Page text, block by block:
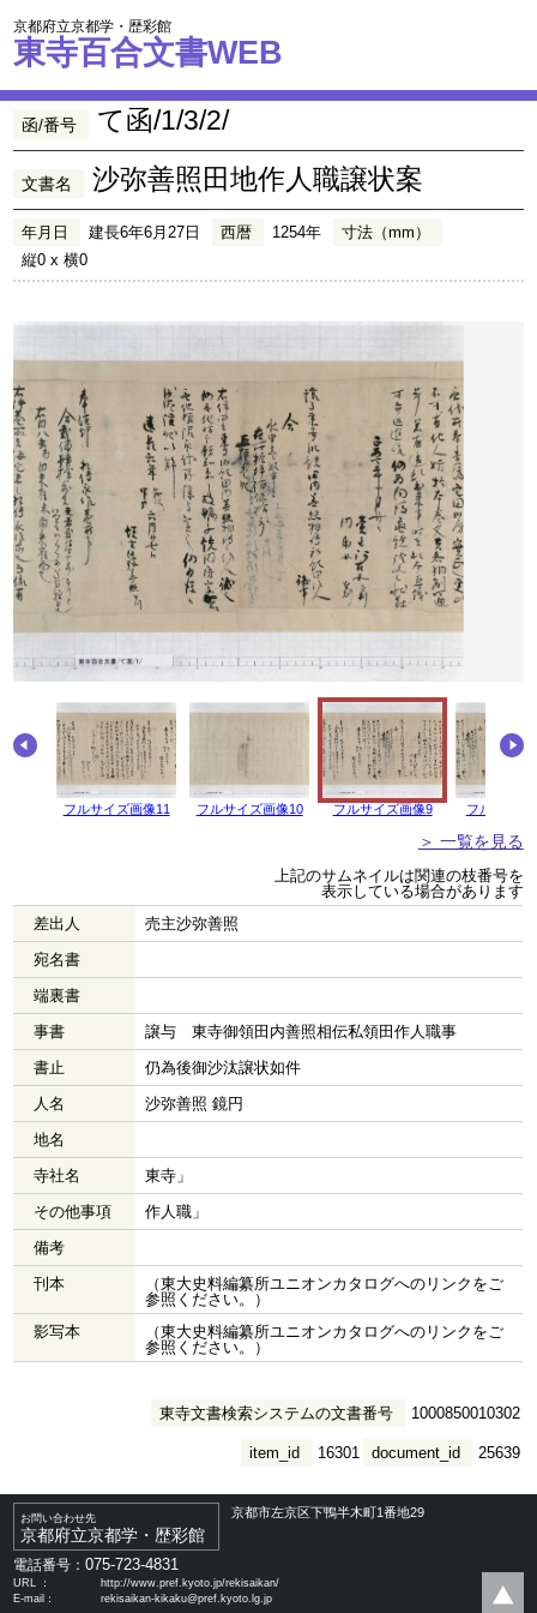
京都府立京都学・歴彩館
東寺百合文書WEB
函/番号 て函/1/3/2/
文書名 沙弥善照田地作人職譲状案
年月日 建長6年6月27日 西暦 1254年
寸法（mm）
縦0 x 横0
フルサイズ画像11 フルサイズ画像10 フルサイズ画像9 フルサイズ
＞ 一覧を見る
上記のサムネイルは関連の枝番号を
表示している場合があります
差出人
売主沙弥善照
宛名書
端裏書
事書
譲与 東寺御領田内善照相伝私領田作人職事
書止
仍為後御沙汰譲状如件
人名
沙弥善照 鏡円
地名
寺社名
東寺」
その他事項
作人職」
備考
刊本
（東大史料編纂所ユニオンカタログへのリンクをご
参照ください。）
影写本
（東大史料編纂所ユニオンカタログへのリンクをご
参照ください。）
東寺文書検索システムの文書番号 1000850010302
document_id 25639
item_id 16301
お問い合わせ先
京都府立京都学・歴彩館
京都市左京区下鴨半木町1番地29
電話番号：075-723-4831
URL ：
http://www.pref.kyoto.jp/rekisaikan/
E-mail：
rekisaikan-kikaku@pref.kyoto.lg.jp